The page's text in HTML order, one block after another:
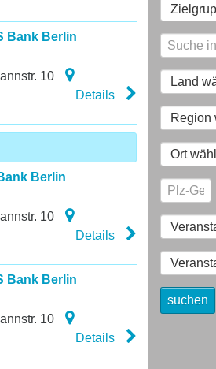
Bank Berlin
10
Details
Berlin
10
Details
Bank Berlin
10
Details
suchen